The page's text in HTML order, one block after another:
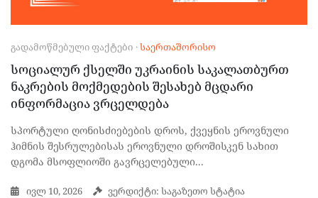
ᲒᲐᲓᲐᲛᲝᲬᲛᲔᲑᲣᲚᲘ ᲤᲐᲥᲢᲔᲑᲘ ·ᲡᲐᲔᲠᲗᲐᲨᲝᲠᲘᲡᲝ
სოციალურ ქსელში უკრაინის საკალათბურთ
ნაკრების მოქმედების შესახებ მცდარი
ინფორმაცია ვრცელდება
სპორტული ღონისძიებების დროს, ქვეყნის ეროვნული
ჰიმნის შესრულებისას ეროვნული დროშისკენ სახით
დგომა მსოფლიოში გავრცელებული...
ივლ 10, 2026 ვერდიქტი: საგაზეთო სტატია